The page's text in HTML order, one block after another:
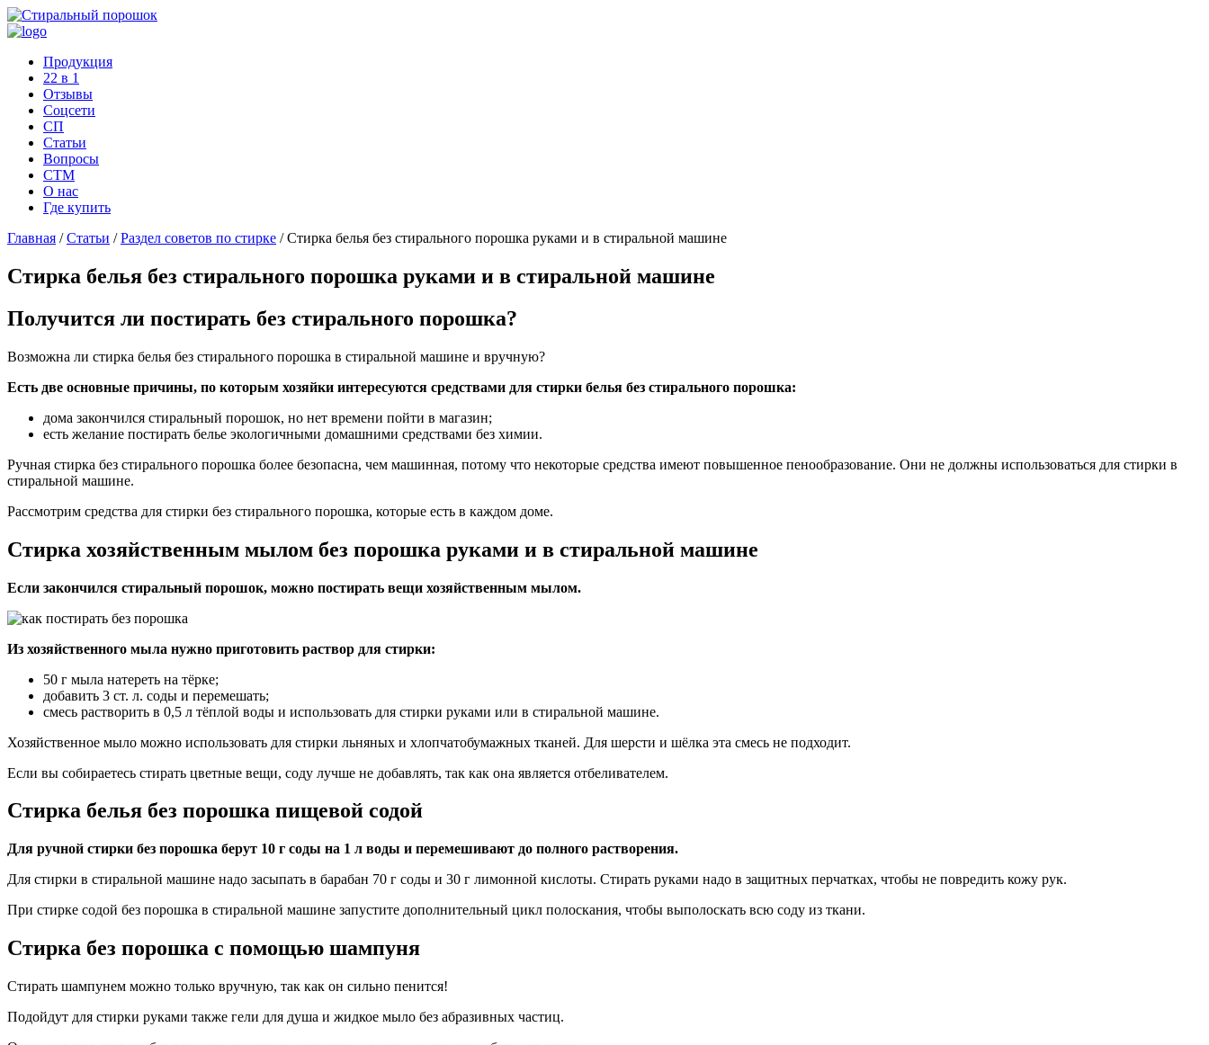
Продукция
22 в 1
Отзывы
Соцcети
СП
Статьи
Вопросы
СТМ
О нас
Где купить
Главная /Статьи /Раздел советов по стирке /Стирка белья без стирального порошка руками и в стиральной машине
Стирка белья без стирального порошка руками и в стиральной машине
Получится ли постирать без стирального порошка?
Возможна ли стирка белья без стирального порошка в стиральной машине и вручную?
Есть две основные причины, по которым хозяйки интересуются средствами для стирки белья без стирального порошка:
дома закончился стиральный порошок, но нет времени пойти в магазин;
есть желание постирать белье экологичными домашними средствами без химии.
Ручная стирка без стирального порошка более безопасна, чем машинная, потому что некоторые средства имеют повышенное пенообразование. Они не должны использоваться для стирки в
стиральной машине.
Рассмотрим средства для стирки без стирального порошка, которые есть в каждом доме.
Стирка хозяйственным мылом без порошка руками и в стиральной машине
Если закончился стиральный порошок, можно постирать вещи хозяйственным мылом.
Из хозяйственного мыла нужно приготовить раствор для стирки:
50 г мыла натереть на тёрке;
добавить 3 ст. л. соды и перемешать;
смесь растворить в 0,5 л тёплой воды и использовать для стирки руками или в стиральной машине.
Хозяйственное мыло можно использовать для стирки льняных и хлопчатобумажных тканей. Для шерсти и шёлка эта смесь не подходит.
Если вы собираетесь стирать цветные вещи, соду лучше не добавлять, так как она является отбеливателем.
Стирка белья без порошка пищевой содой
Для ручной стирки без порошка берут 10 г соды на 1 л воды и перемешивают до полного растворения.
Для стирки в стиральной машине надо засыпать в барабан 70 г соды и 30 г лимонной кислоты. Стирать руками надо в защитных перчатках, чтобы не повредить кожу рук.
При стирке содой без порошка в стиральной машине запустите дополнительный цикл полоскания, чтобы выполоскать всю соду из ткани.
Стирка без порошка с помощью шампуня
Стирать шампунем можно только вручную, так как он сильно пенится!
Подойдут для стирки руками также гели для душа и жидкое мыло без абразивных частиц.